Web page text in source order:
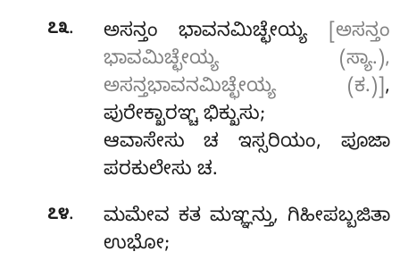
೭೩. ಅಸನ್ತಂಭಾವನಮಿಚ್ಛೇಯ್ಯ
[ಅಸನ್ತಂ
ಭಾವಮಿಚ್ಛೇಯ್ಯ (ಸ್ಯಾ.),
ಅಸನ್ತಭಾವನಮಿಚ್ಛೇಯ್ಯ (ಕ.)] ,
ಪುರೇಕ್ಖಾರಞ್ಚ ಭಿಕ್ಖುಸು;
ಆವಾಸೇಸು ಚ ಇಸ್ಸರಿಯಂ, ಪೂಜಾ
ಪರಕುಲೇಸು ಚ.
೭೪. ಮಮೇವ ಕತ ಮಞ್ಞನ್ತು, ಗಿಹೀಪಬ್ಬಜಿತಾ
ಉಭೋ;